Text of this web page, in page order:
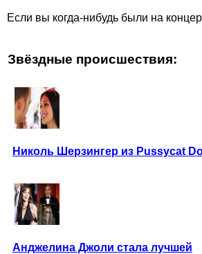
Если вы когда-нибудь были на
Звёздные происшествия:
Николь Шерзингер из Pussycat
Анджелина Джоли стала лучшей